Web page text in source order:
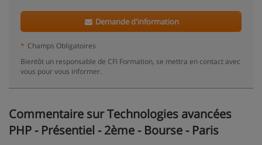
Demande d'information
* Champs Obligatoires
Bientôt un responsable de CFI Formation, se mettra en contact avec
vous pour vous informer.
Commentaire sur Technologies avancées
PHP - Présentiel - 2ème - Bourse - Paris